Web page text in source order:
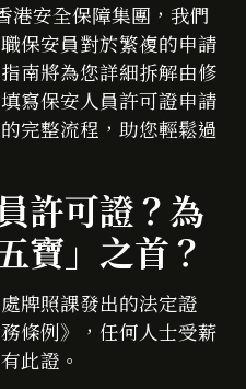
港安全保障集團，我們
保安員對於繁複的申請
南將為您詳細拆解由修
寫保安人員許可證申請
完整流程，助您輕鬆過
許可證？為
寶」之首？
牌照課發出的法定證
條例》，任何人士受薪
此證。